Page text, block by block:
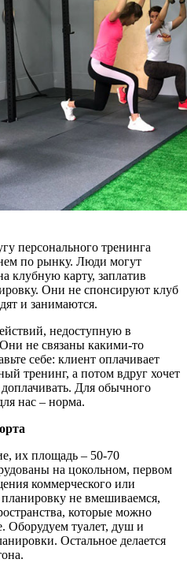
персонального тренинга
по рынку. Люди могут
клубную карту, заплатив
Они не спонсируют клуб
и занимаются.
недоступную в
не связаны какими-то
себе: клиент оплачивает
тренинг, а потом вдруг хочет
Для обычного
нас – норма.
их площадь – 50-70
на цокольном, первом
коммерческого или
не вмешиваемся,
которые можно
Оборудуем туалет, душ и
Остальное делается